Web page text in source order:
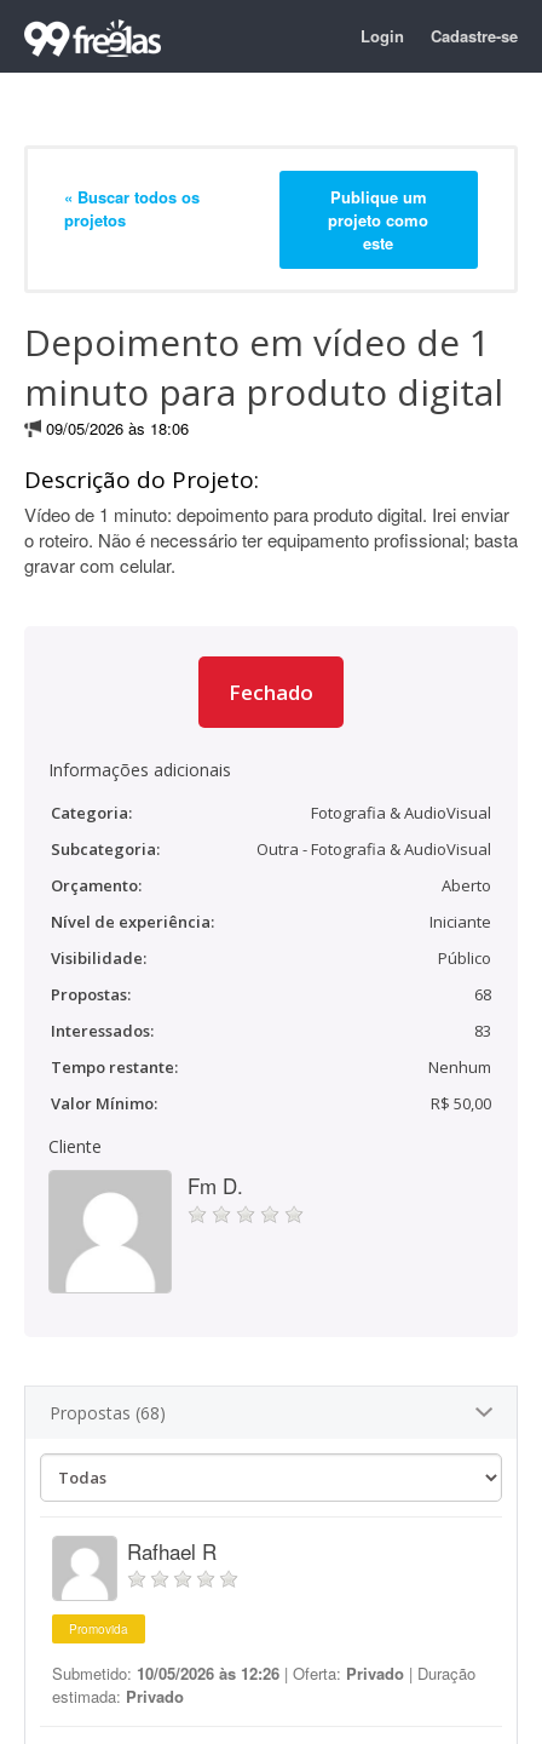
Login Cadastre-se
« Buscar todos os
projetos
Publique um
projeto como
este
Depoimento em vídeo de 1
minuto para produto digital
09/05/2026 às 18:06
Descrição do Projeto:
Vídeo de 1 minuto: depoimento para produto digital. Irei enviar
o roteiro. Não é necessário ter equipamento profissional; basta
gravar com celular.
Fechado
Informações adicionais
Categoria:
Fotografia & AudioVisual
Subcategoria:
Outra - Fotografia & AudioVisual
Orçamento:
Aberto
Nível de experiência:
Iniciante
Visibilidade:
Público
Propostas:
68
Interessados:
83
Tempo restante:
Nenhum
Valor Mínimo:
R$ 50,00
Cliente
Fm D.
Propostas (68)
Rafhael R
Promovida
Submetido: 10/05/2026 às 12:26 | Oferta: Privado | Duração
estimada: Privado